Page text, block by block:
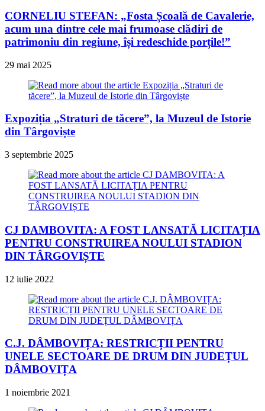
CORNELIU STEFAN: „Fosta Școală de Cavalerie,
acum una dintre cele mai frumoase clădiri de
patrimoniu din regiune, își redeschide porțile!”
29 mai 2025
Expoziția „Straturi de tăcere”, la Muzeul de Istorie
din Târgoviște
3 septembrie 2025
CJ DAMBOVITA: A FOST LANSATĂ LICITAȚIA
PENTRU CONSTRUIREA NOULUI STADION
DIN TÂRGOVIȘTE
12 iulie 2022
C.J. DÂMBOVIȚA: RESTRICȚII PENTRU
UNELE SECTOARE DE DRUM DIN JUDEȚUL
DÂMBOVIȚA
1 noiembrie 2021